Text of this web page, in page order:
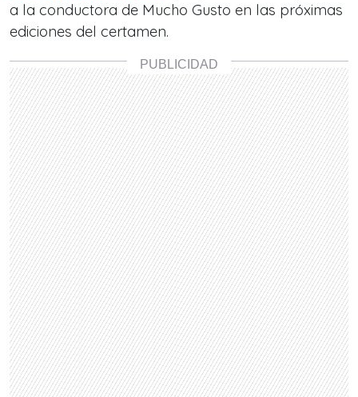
a la conductora de Mucho Gusto en las próximas
ediciones del certamen.